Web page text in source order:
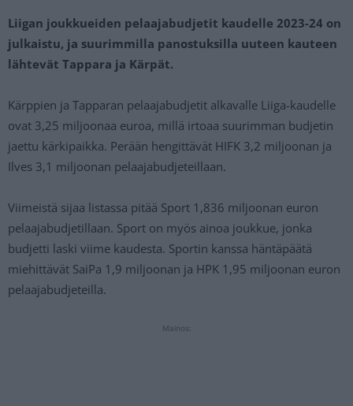
Liigan joukkueiden pelaajabudjetit kaudelle 2023-24 on
julkaistu, ja suurimmilla panostuksilla uuteen kauteen
lähtevät Tappara ja Kärpät.
Kärppien ja Tapparan pelaajabudjetit alkavalle Liiga-kaudelle
ovat 3,25 miljoonaa euroa, millä irtoaa suurimman budjetin
jaettu kärkipaikka. Perään hengittävät HIFK 3,2 miljoonan ja
Ilves 3,1 miljoonan pelaajabudjeteillaan.
Viimeistä sijaa listassa pitää Sport 1,836 miljoonan euron
pelaajabudjetillaan. Sport on myös ainoa joukkue, jonka
budjetti laski viime kaudesta. Sportin kanssa häntäpäätä
miehittävät SaiPa 1,9 miljoonan ja HPK 1,95 miljoonan euron
pelaajabudjeteilla.
Mainos: